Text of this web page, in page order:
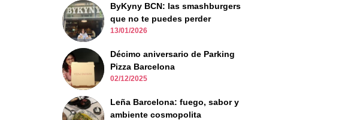
ByKyny BCN: las smashburgers
que no te puedes perder
13/01/2026
Décimo aniversario de Parking
Pizza Barcelona
02/12/2025
Leña Barcelona: fuego, sabor y
ambiente cosmopolita